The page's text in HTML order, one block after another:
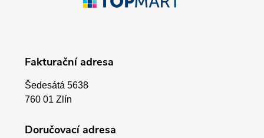
Fakturační adresa
Šedesátá 5638
760 01 Zlín
Doručovací adresa